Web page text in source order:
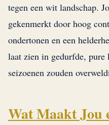
tegen een wit landschap.
gekenmerkt door hoog
ondertonen en een
laat zien in gedurfde, pure
seizoenen zouden
Wat Maakt Jou